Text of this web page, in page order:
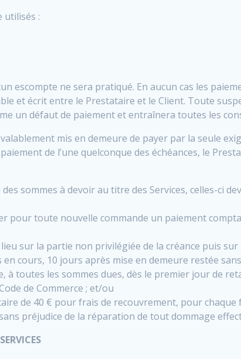
utilisés :
escompte ne sera pratiqué. En aucun cas les
et écrit entre le Prestataire et le Client. Toute
un défaut de paiement et entraînera toutes les
mis en demeure de payer par la seule
de l’une quelconque des échéances, le
sommes à devoir au titre des Services, celles-ci
pour toute nouvelle commande un paiement
sur la partie non privilégiée de la créance puis sur
cours, 10 jours après mise en demeure restée
à toutes les sommes dues, dès le premier jour de
de Commerce ; et/ou
de 40 € pour frais de recouvrement, pour
préjudice de la réparation de tout dommage